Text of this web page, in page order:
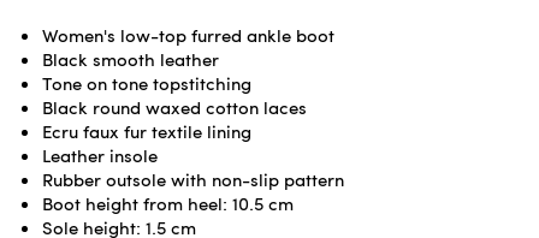
Women's low-top furred ankle boot
Black smooth leather
Tone on tone topstitching
Black round waxed cotton laces
Ecru faux fur textile lining
Leather insole
Rubber outsole with non-slip pattern
Boot height from heel: 10.5 cm
Sole height: 1.5 cm